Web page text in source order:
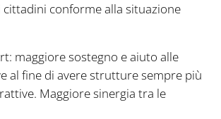
cittadini conforme alla situazione
maggiore sostegno e aiuto alle
al fine di avere strutture sempre più
Maggiore sinergia tra le